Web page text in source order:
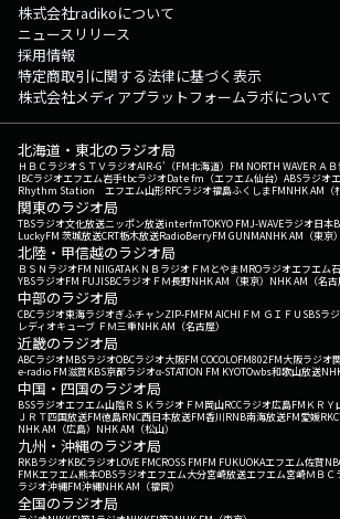
株式会社radikoについて
ニュースリリース
採用情報
特定商取引に関する法律に基づく表示
株式会社メディアプラットフォームラボについて
北海道・東北のラジオ局
ＨＢＣラジオＳＴＶラジオAIR-G'（FM北海道） FM NORTH WAVEＲＡ
IBCラジオエフエム岩手tbcラジオDate fm（エフエム仙台） ABSラジオ
Rhythm Station エフエム山形RFCラジオ福島ふくしまFMNHK AM（
関東のラジオ局
TBSラジオ文化放送ニッポン放送interfmTOKYO FMJ-WAVEラジオ日本
LuckyFM 茨城放送CRT栃木放送RadioBerryFM GUNMANHK AM（東京）
北陸・甲信越のラジオ局
ＢＳＮラジオFM NIIGATAＫＮＢラジオ ＦＭとやまMROラジオエフエム
YBSラジオFM FUJISBCラジオ ＦＭ長野NHK AM（東京） NHK AM（名古
中部のラジオ局
CBCラジオ東海ラジオぎふチャンZIP-FMFM AICHI ＦＭ ＧＩＦＵ SBSラ
レディオキューブ ＦＭ三重NHK AM（名古屋）
近畿のラジオ局
ABCラジオMBSラジオOBCラジオ大阪FM COCOLOFM802FM大阪ラジオ
e-radio FM滋賀KBS京都ラジオα-STATION FM KYOTOwbs和歌山放送
中国・四国のラジオ局
BSSラジオエフエム山陰ＲＳＫラジオ ＦＭ岡山RCCラジオ広島FM ＫＲＹ
ＪＲＴ四国放送FM徳島RNC西日本放送FM香川RNB南海放送FM愛媛
NHK AM（広島） NHK AM（松山）
九州・沖縄のラジオ局
RKBラジオKBCラジオLOVE FMCROSS FMFM FUKUOKAエフエム佐賀
FMKエフエム熊本OBSラジオエフエム大分宮崎放送エフエム宮崎ＭＢＣ
ラジオ沖縄FM沖縄NHK AM（福岡）
全国のラジオ局